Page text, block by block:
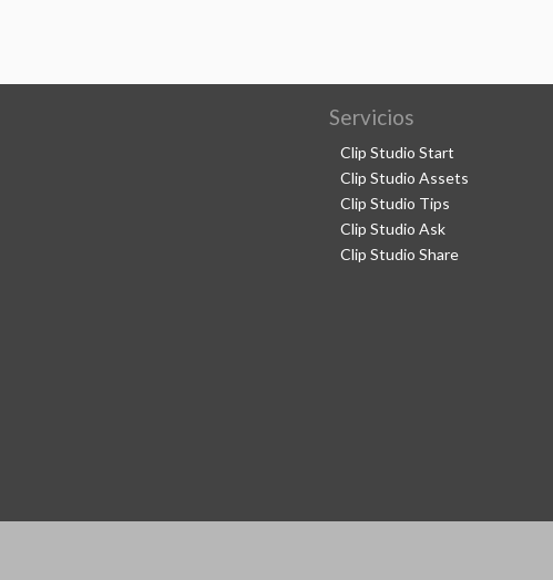
Servicios
Clip Studio Start
Clip Studio Assets
Clip Studio Tips
Clip Studio Ask
Clip Studio Share